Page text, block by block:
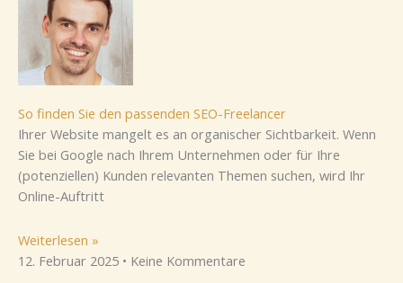
So finden Sie den passenden SEO-Freelancer
Ihrer Website mangelt es an organischer Sichtbarkeit. Wenn
Sie bei Google nach Ihrem Unternehmen oder für Ihre
(potenziellen) Kunden relevanten Themen suchen, wird Ihr
Online-Auftritt
Weiterlesen »
12. Februar 2025
Keine Kommentare